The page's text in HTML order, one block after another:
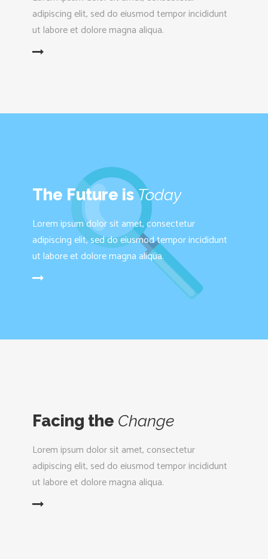
adipiscing elit, sed do eiusmod tempor incididunt
ut labore et dolore magna aliqua.
The Future isToday
Lorem ipsum dolor sit amet, consectetur
adipiscing elit, sed do eiusmod tempor incididunt
ut labore et dolore magna aliqua.
Facing the Change
Lorem ipsum dolor sit amet, consectetur
adipiscing elit, sed do eiusmod tempor incididunt
ut labore et dolore magna aliqua.